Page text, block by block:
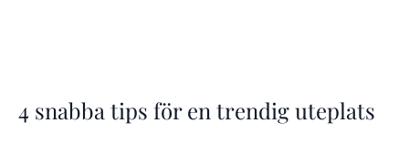
4 snabba tips för en trendig uteplats